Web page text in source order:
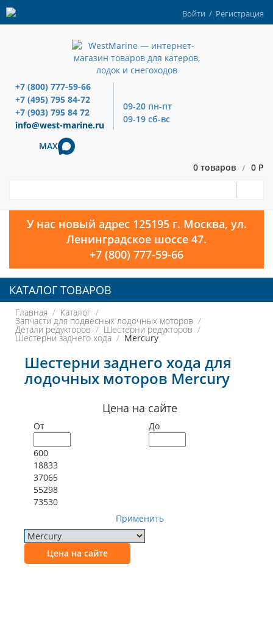
Войти / Регистрация
+7 (800) 777-59-66
+7 (495) 795 84-72
+7 (903) 795 84 72
info@west-marine.ru
09-20 пн-пт
09-19 сб-вс
MAX
0 товаров / 0 Р
У нас новый адрес 125195 г. Москва, ул.
Ленинградское шоссе 47.
+7 (800) 777-59-66
КАТАЛОГ ТОВАРОВ
Главная Каталог
Запчасти для подвесных лодочных моторов
Детали редукторов Шестерни редукторов
Шестерни заднего хода Mercury
Шестерни заднего хода для
лодочных моторов Mercury
Цена на сайте
От До
600
18833
37065
55298
73530
Применить
Цена на сайте